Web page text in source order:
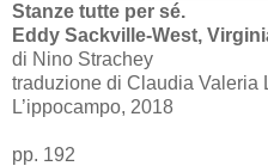
Stanze tutte per sé.
Eddy Sackville-West,
di Nino Strachey
traduzione di Claudia Valeria
L’ippocampo, 2018
pp. 192